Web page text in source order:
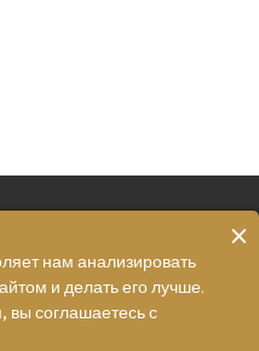
×
нам анализировать
и делать его лучше.
вы соглашаетесь с